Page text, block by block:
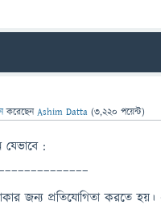
করেছেনAshim Datta (3,220 পয়েন্ট)
যেভাবে :
জন্য প্রতিযোগিতা করতে